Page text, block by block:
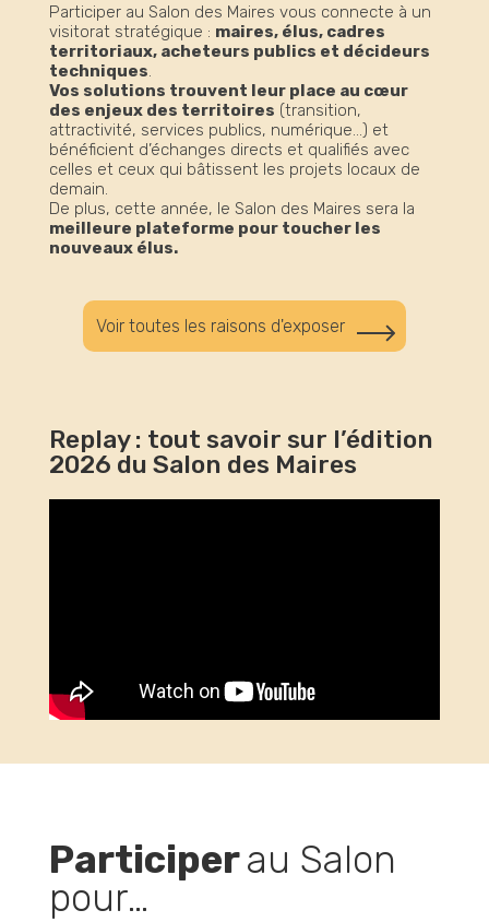
Participer au Salon des Maires vous connecte à un
visitorat stratégique : maires, élus, cadres
territoriaux, acheteurs publics et décideurs
techniques.
Vos solutions trouvent leur place au cœur
des enjeux des territoires (transition,
attractivité, services publics, numérique…) et
bénéficient d’échanges directs et qualifiés avec
celles et ceux qui bâtissent les projets locaux de
demain.
De plus, cette année, le Salon des Maires sera la
meilleure plateforme pour toucher les
nouveaux élus.
Voir toutes les raisons d'exposer
Replay : tout savoir sur l’édition
2026 du Salon des Maires
Participerau Salon
pour…